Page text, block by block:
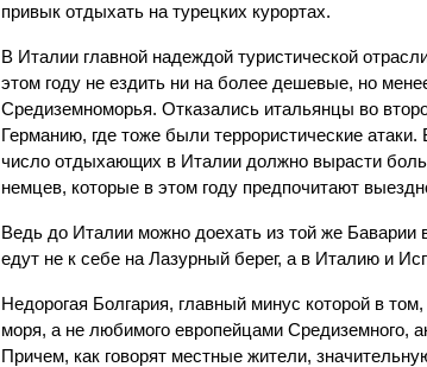
привык отдыхать на турецких курортах.
В Италии главной надеждой туристической
этом году не ездить ни на более дешевые, но
Средиземноморья. Отказались итальянцы во
Германию, где тоже были террористические атаки.
число отдыхающих в Италии должно вырасти
немцев, которые в этом году предпочитают
Ведь до Италии можно доехать из той же
едут не к себе на Лазурный берег, а в Италию и
Недорогая Болгария, главный минус которой в
моря, а не любимого европейцами Средиземного,
Причем, как говорят местные жители,